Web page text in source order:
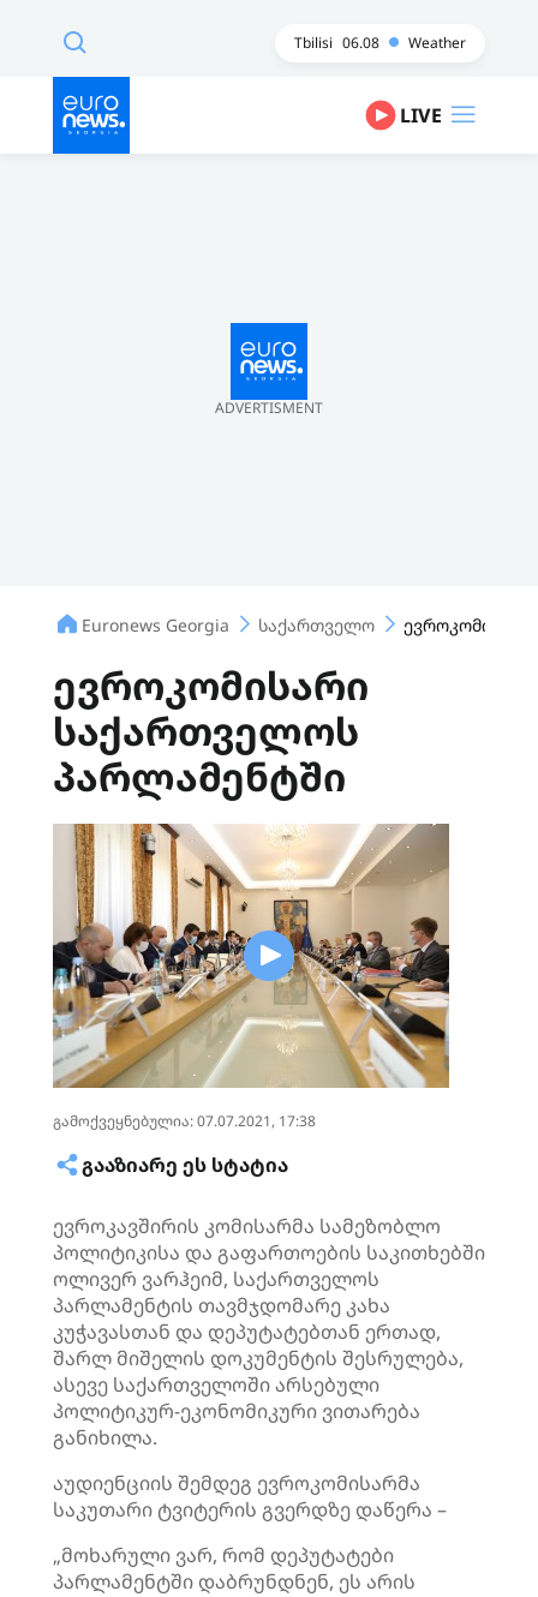
Tbilisi 06.08 Weather
LIVE
ADVERTISMENT
Euronews Georgia საქართველო
ევროკომისარი
საქართველოს
პარლამენტში
გამოქვეყნებულია: 07.07.2021, 17:38
ᲒᲐᲐᲖᲘᲐᲠᲔ ᲔᲡ ᲡᲢᲐᲢᲘᲐ
ევროკავშირის კომისარმა სამეზობლო
პოლიტიკისა და გაფართოების საკითხებში
ოლივერ ვარჰეიმ, საქართველოს
პარლამენტის თავმჯდომარე კახა
კუჭავასთან და დეპუტატებთან ერთად,
შარლ მიშელის დოკუმენტის შესრულება,
ასევე საქართველოში არსებული
პოლიტიკურ-ეკონომიკური ვითარება
განიხილა.
აუდიენციის შემდეგ ევროკომისარმა
საკუთარი ტვიტერის გვერდზე დაწერა –
„მოხარული ვარ, რომ დეპუტატები
პარლამენტში დაბრუნდნენ, ეს არის